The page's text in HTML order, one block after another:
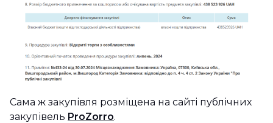
Сама ж закупівля розміщена на сайті публічних
закупівель ProZorro.